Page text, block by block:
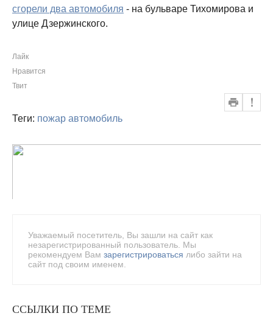
сгорели два автомобиля - на бульваре Тихомирова и
улице Дзержинского.
Лайк
Нравится
Твит
Теги: пожар автомобиль
Уважаемый посетитель, Вы зашли на сайт как
незарегистрированный пользователь. Мы
рекомендуем Вам зарегистрироваться либо зайти на
сайт под своим именем.
ССЫЛКИ ПО ТЕМЕ